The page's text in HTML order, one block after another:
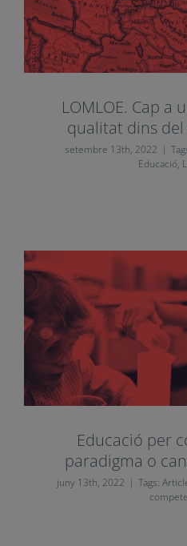
LOMLOE. Cap a
qualitat dins
setembre 13th, 2022 |
Educació,
Educació per
paradigma o
juny 13th, 2022 | Tags: